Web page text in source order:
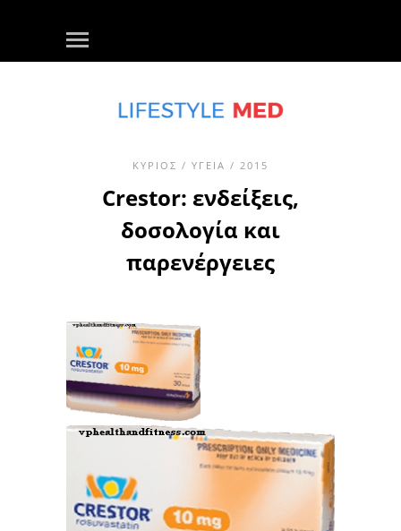
ΚΎΡΙΟΣ / ΥΓΕΊΑ / 2015
Crestor: ενδείξεις,
δοσολογία και
παρενέργειες